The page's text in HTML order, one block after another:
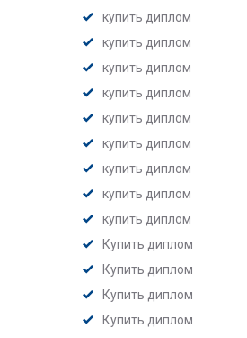
купить диплом
купить диплом
купить диплом
купить диплом
купить диплом
купить диплом
купить диплом
купить диплом
купить диплом
Купить диплом
Купить диплом
Купить диплом
Купить диплом